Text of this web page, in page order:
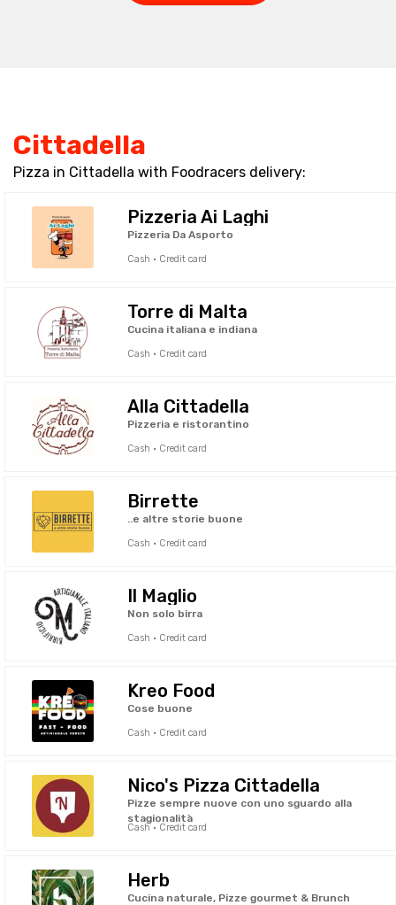
Cittadella
Pizza in Cittadella with Foodracers delivery:
Pizzeria Ai Laghi
Pizzeria Da Asporto
Cash · Credit card
Torre di Malta
Cucina italiana e indiana
Cash · Credit card
Alla Cittadella
Pizzeria e ristorantino
Cash · Credit card
Birrette
..e altre storie buone
Cash · Credit card
Il Maglio
Non solo birra
Cash · Credit card
Kreo Food
Cose buone
Cash · Credit card
Nico's Pizza Cittadella
Pizze sempre nuove con uno sguardo alla
stagionalità
Cash · Credit card
Herb
Cucina naturale, Pizze gourmet & Brunch